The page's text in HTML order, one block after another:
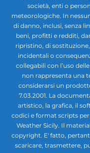
società, enti o
meteorologiche. In
di danno, inclusi, senza
beni, profitti e redditi,
ripristino, di
incidentali o
collegabili con l’uso
non rappresenta una
considerarsi un
7.03.2001. La
artistico, la grafica, il
codici e format scripts
Weather Sicily. Il
copyright. E' fatto,
scaricare, trasmettere,